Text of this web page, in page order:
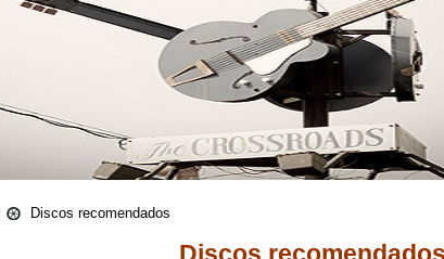
Discos recomendados